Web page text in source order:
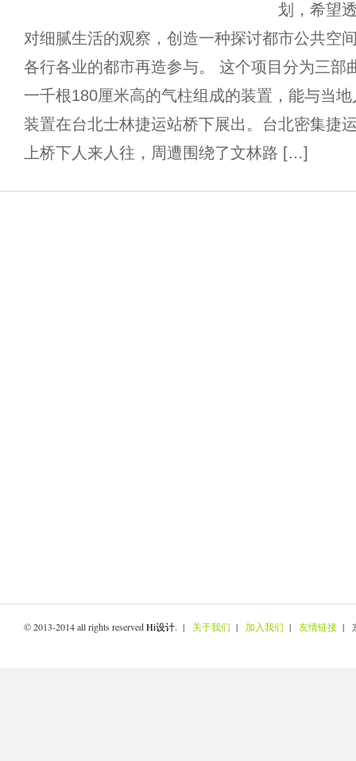
划，希望
对细腻生活的观察，创造一种探讨都市公共空
各行各业的都市再造参与。 这个项目分为三部
一千根180厘米高的气柱组成的装置，能与当
装置在台北士林捷运站桥下展出。台北密集捷
上桥下人来人往，周遭围绕了文林路 […]
© 2013-2014 all rights reservedHi设计. | 关于我们 | 加入我们 | 友情链接 |